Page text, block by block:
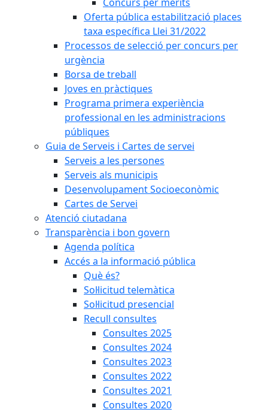
Oferta pública estabilització places
taxa específica Llei 31/2022
Processos de selecció per concurs per
urgència
Borsa de treball
Joves en pràctiques
Programa primera experiència
professional en les administracions
públiques
Guia de Serveis i Cartes de servei
Serveis a les persones
Serveis als municipis
Desenvolupament Socioeconòmic
Cartes de Servei
Atenció ciutadana
Transparència i bon govern
Agenda política
Accés a la informació pública
Què és?
Sol·licitud telemàtica
Sol·licitud presencial
Recull consultes
Consultes 2025
Consultes 2024
Consultes 2023
Consultes 2022
Consultes 2021
Consultes 2020